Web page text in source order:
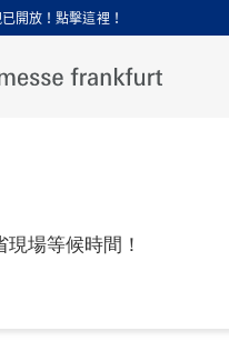
開放！點擊這裡！
場等候時間！